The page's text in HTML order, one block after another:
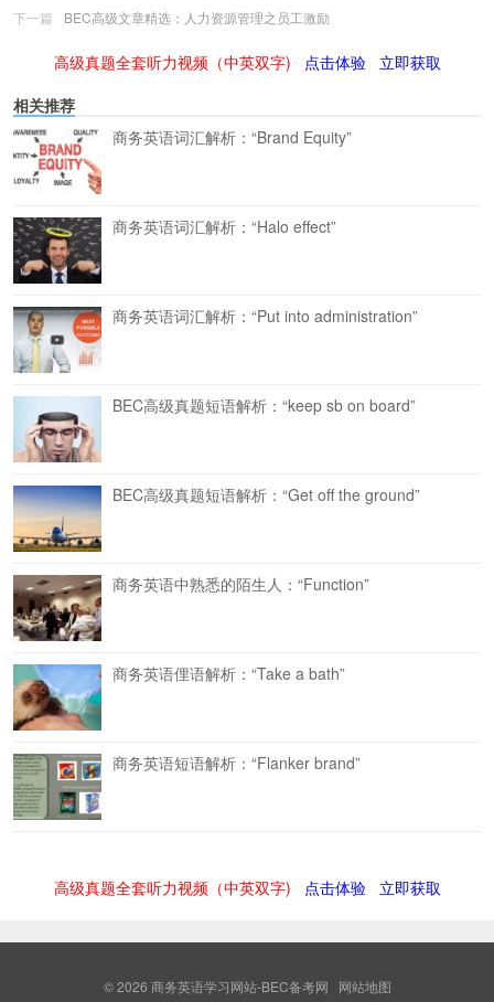
下一篇
BEC高级文章精选：人力资源管理之员工激励
高级真题全套听力视频（中英双字) 点击体验
立即获取
相关推荐
商务英语词汇解析：“Brand Equity”
商务英语词汇解析：“Halo effect”
商务英语词汇解析：“Put into administration”
BEC高级真题短语解析：“keep sb on board”
BEC高级真题短语解析：“Get off the ground”
商务英语中熟悉的陌生人：“Function”
商务英语俚语解析：“Take a bath”
商务英语短语解析：“Flanker brand”
高级真题全套听力视频（中英双字) 点击体验 立即获取
© 2026 商务英语学习网站-BEC备考网 网站地图